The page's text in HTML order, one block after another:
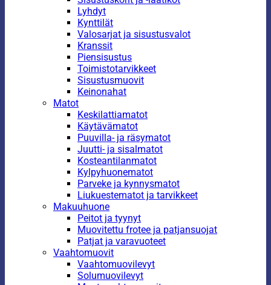
Lyhdyt
Kynttilät
Valosarjat ja sisustusvalot
Kranssit
Piensisustus
Toimistotarvikkeet
Sisustusmuovit
Keinonahat
Matot
Keskilattiamatot
Käytävämatot
Puuvilla- ja räsymatot
Juutti- ja sisalmatot
Kosteantilanmatot
Kylpyhuonematot
Parveke ja kynnysmatot
Liukuestematot ja tarvikkeet
Makuuhuone
Peitot ja tyynyt
Muovitettu frotee ja patjansuojat
Patjat ja varavuoteet
Vaahtomuovit
Vaahtomuovilevyt
Solumuovilevyt